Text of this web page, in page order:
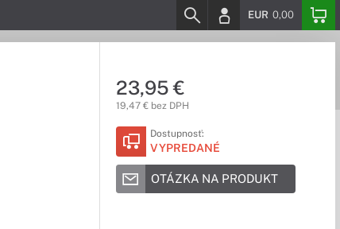
EUR 0,00
23,95 €
19,47 € bez DPH
Dostupnosť:
VYPREDANÉ
OTÁZKA NA PRODUKT